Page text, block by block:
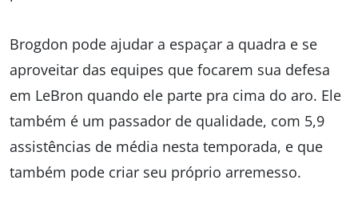
Brogdon pode ajudar a espaçar a quadra e se
aproveitar das equipes que focarem sua defesa
em LeBron quando ele parte pra cima do aro. Ele
também é um passador de qualidade, com 5,9
assistências de média nesta temporada, e que
também pode criar seu próprio arremesso.